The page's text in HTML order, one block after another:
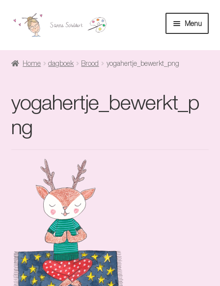
Ga
Ga
Menu
Home
Maatwerk
Winkel
Home dagboek Brood yogahertje_bewerkt_png
yogahertje_bewerkt_p
ng